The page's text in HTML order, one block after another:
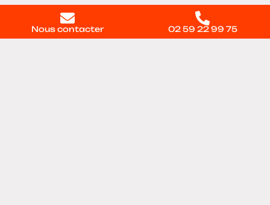
Nous contacter 02 59 22 99 75